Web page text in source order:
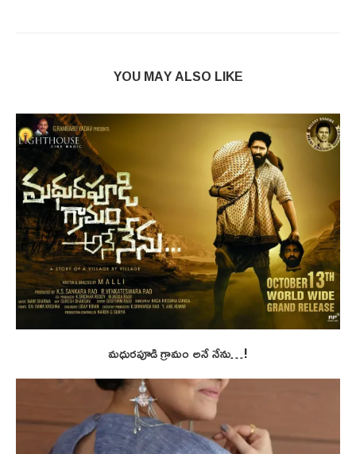
YOU MAY ALSO LIKE
మధురపూడి గ్రామం అనే నేను…!